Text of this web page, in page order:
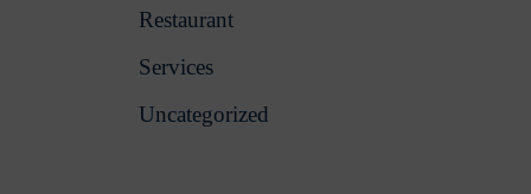
Restaurant
Services
Uncategorized